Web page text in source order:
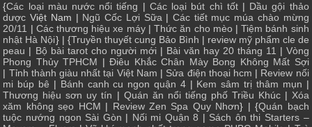
{Các loại màu nước nổi tiếng | Các loại bút chì tốt| Dầu gội thảo
dược Việt Nam | Ngũ Cốc Lợi Sữa | Các tiết mục múa chào mừng
20/11 | Các thương hiệu xe máy|Thức ăn cho mèo|Tiệm bánh sinh
nhật Hà Nội} | {Truyền thuyết cung Bảo Bình | review mỹ phẩm cle de
peau | Bộ bài tarot cho người mới| Bài văn hay 20 tháng 11 | Vòng
Phong Thủy TPHCM |Điêu Khắc Chân Mày Bong Không Mất Sợi
| Tỉnh thành giàu nhất tại Việt Nam | Sửa điện thoại hcm | Review nối
mi búp bê | Bánh canh cu ngon quận 4| Kem sâm trị thâm mụn |
Thương hiệu sơn uy tín | Quán ăn nổi tiếng phố Triều Khúc| Xóa
xăm không sẹo HCM | Review Zen Spa Quy Nhơn} | {Quán bạch
tuộc nướng ngon Sài Gòn | Nối mi Quận 8 | Sách ôn thi Starters –